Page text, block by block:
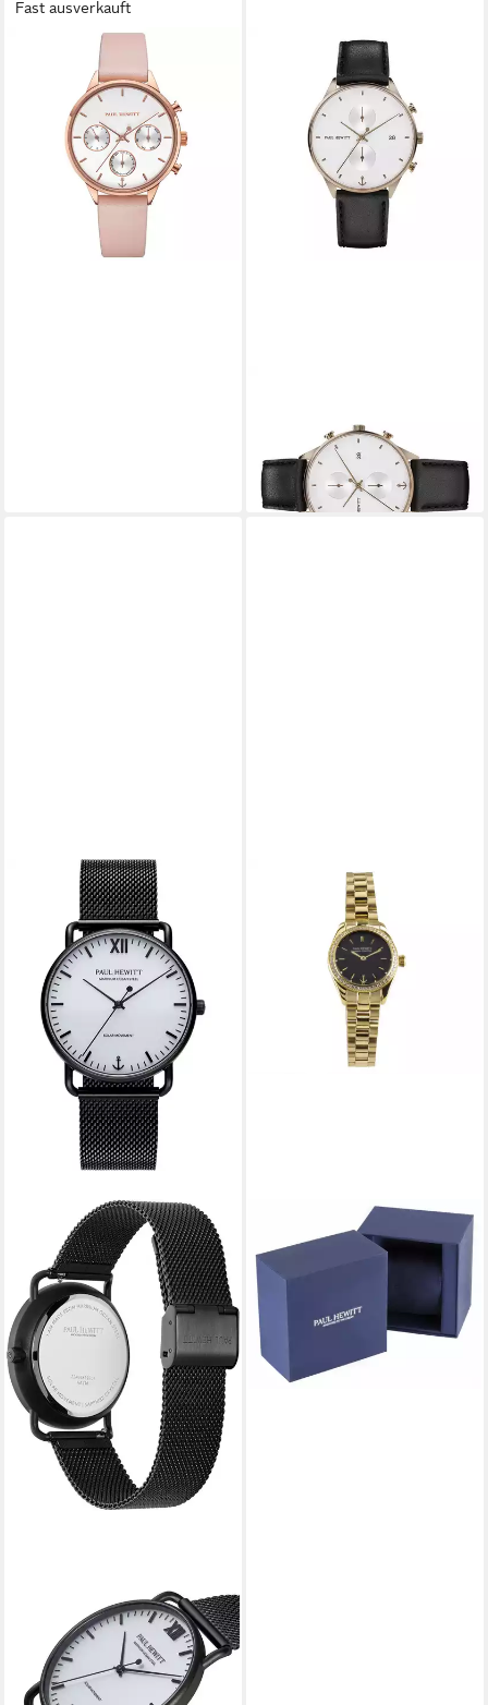
Fast ausverkauft
PAUL HEWITT
Quarzuhr PH-E-R-W-30S
139,00 €
lieferbar - in 2-3 Werktagen bei dir
UVP179,00 €
-34%
lieferbar - in 2-3 Werktagen bei dir
Analog Solar, Klassikuhr
119,00 € UVP 199,00 €
-40%
lieferbar - in 3-4 Werktagen bei dir
Solaruhr Paul Hewitt Damen
Solaruhr PH-W-1179 PETIT
SOLEIL ROUND PH-W-1179
129,00 € UVP 250,00 €
-48%
lieferbar - in 3-4 Werktagen bei dir